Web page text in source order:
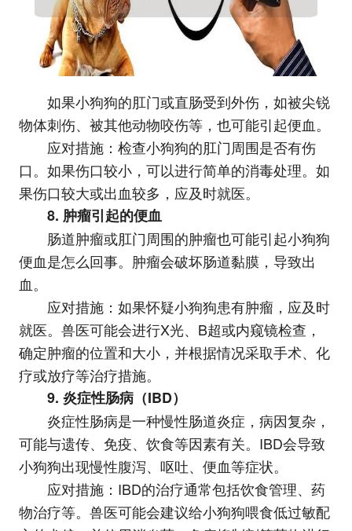
如果小狗狗的肛门或直肠受到外伤，如被尖锐
物体刺伤、被其他动物咬伤等，也可能引起便血。
应对措施：检查小狗狗的肛门周围是否有伤
口。如果伤口较小，可以进行简单的消毒处理。如
果伤口较大或出血较多，应及时就医。
8. 肿瘤引起的便血
肠道肿瘤或肛门周围的肿瘤也可能引起小狗狗
便血是怎么回事。肿瘤会破坏肠道黏膜，导致出
血。
应对措施：如果怀疑小狗狗患有肿瘤，应及时
就医。兽医可能会进行X光、B超或内窥镜检查，
确定肿瘤的位置和大小，并根据情况采取手术、化
疗或放疗等治疗措施。
9. 炎症性肠病（IBD）
炎症性肠病是一种慢性肠道炎症，病因复杂，
可能与遗传、免疫、饮食等因素有关。IBD会导致
小狗狗出现慢性腹泻、呕吐、便血等症状。
应对措施：IBD的治疗通常包括饮食管理、药
物治疗等。兽医可能会建议给小狗狗喂食低过敏配